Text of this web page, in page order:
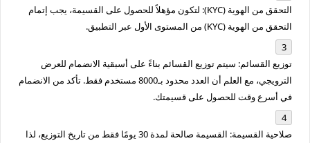
التحقق من الهوية (KYC)
: لتكون مؤهلاً للحصول على القسيمة، يجب إتمام
التحقق من الهوية (KYC) من المستوى الأول عبر التطبيق.
توزيع القسائم: سيتم توزيع القسائم بناءً على أسبقية الانضمام للعرض
الترويجي، مع العلم أن العدد محدود بـ8000 مستخدم فقط. تأكد من الانضمام
في أسرع وقت للحصول على قسيمتك.
صلاحية القسيمة
: القسيمة صالحة لمدة 30 يومًا فقط من تاريخ التوزيع، لذا